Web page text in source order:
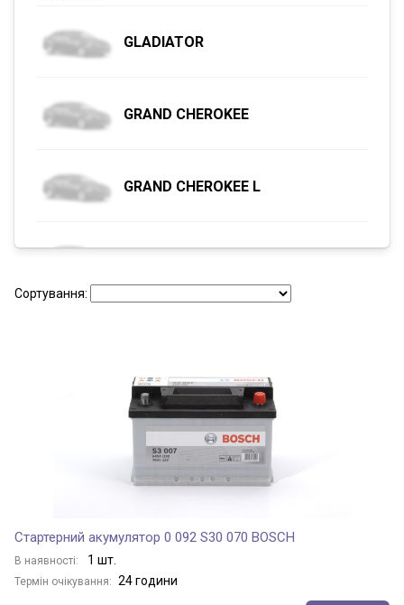
GLADIATOR
GRAND CHEROKEE
GRAND CHEROKEE L
RENEGADE
WAGONEER
WRANGLER
Сортування:
Стартерний акумулятор 0 092 S30 070 BOSCH
В наявності: 1 шт.
Термін очікування: 24 години